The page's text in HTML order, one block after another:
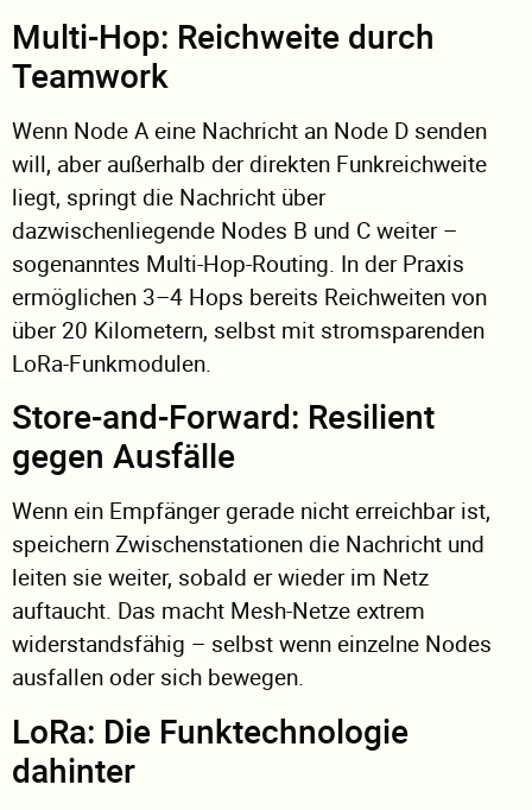
Multi-Hop: Reichweite durch
Teamwork
Wenn Node A eine Nachricht an Node D senden
will, aber außerhalb der direkten Funkreichweite
liegt, springt die Nachricht über
dazwischenliegende Nodes B und C weiter –
sogenanntes Multi-Hop-Routing. In der Praxis
ermöglichen 3–4 Hops bereits Reichweiten von
über 20 Kilometern, selbst mit stromsparenden
LoRa-Funkmodulen.
Store-and-Forward: Resilient
gegen Ausfälle
Wenn ein Empfänger gerade nicht erreichbar ist,
speichern Zwischenstationen die Nachricht und
leiten sie weiter, sobald er wieder im Netz
auftaucht. Das macht Mesh-Netze extrem
widerstandsfähig – selbst wenn einzelne Nodes
ausfallen oder sich bewegen.
LoRa: Die Funktechnologie
dahinter